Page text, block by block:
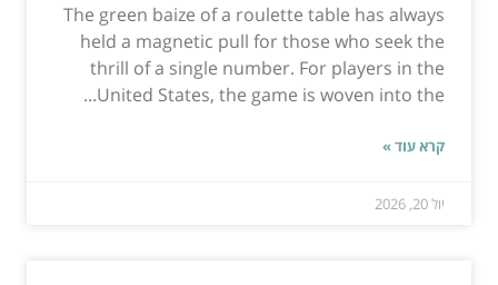
The green baize of a roulette table has always
held a magnetic pull for those who seek the
thrill of a single number. For players in the
United States, the game is woven into the...
קרא עוד »
יול 20, 2026